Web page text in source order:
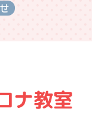
ナ教室